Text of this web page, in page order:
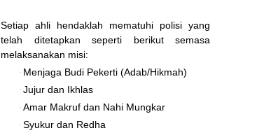
Left sidebar
Right sidebar
Setiap ahli hendaklah mematuhi polisi yang
telah ditetapkan seperti berikut semasa
melaksanakan misi:
· Menjaga Budi Pekerti (Adab/Hikmah)
· Jujur dan Ikhlas
· Amar Makruf dan Nahi Mungkar
· Syukur dan Redha